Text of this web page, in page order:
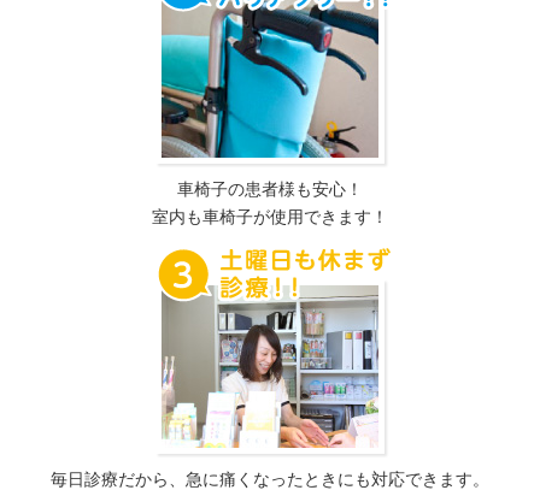
車椅子の患者様も安心！
室内も車椅子が使用できます！
毎日診療だから、急に痛くなったときにも対応できます。